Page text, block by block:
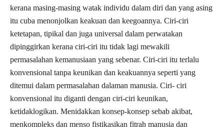
kerana masing-masing watak individu dalam diri dan yang asing
itu cuba menonjolkan keakuan dan keegoannya. Ciri-ciri
ketetapan, tipikal dan juga universal dalam perwatakan
dipinggirkan kerana ciri-ciri itu tidak lagi mewakili
permasalahan kemanusiaan yang sebenar. Ciri-ciri itu terlalu
konvensional tanpa keunikan dan keakuannya seperti yang
ditemui dalam permasalahan dalaman manusia. Ciri- ciri
konvensional itu diganti dengan ciri-ciri keunikan,
ketidaklogikan. Menidakkan konsep-konsep sebab akibat,
menkompleks dan menso fistikasikan fitrah manusia dan